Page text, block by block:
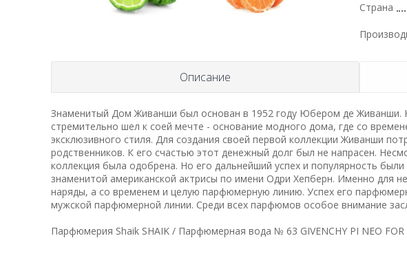
Страна
Описание
Знаменитый Дом Живанши был основан в 1952 году Юбером де Живанши.
стремительно шел к соей мечте - основание модного дома, где со
эксклюзивного стиля. Для создания своей первой коллекции Живанши
родственников. К его счастью этот денежный долг был не напрасен.
коллекция была одобрена. Но его дальнейший успех и популярность
знаменитой американской актрисы по имени Одри Хепберн. Именно для
наряды, а со временем и целую парфюмерную линию. Успех его
мужской парфюмерной линии. Среди всех парфюмов особое внимание
Парфюмерия Shaik SHAIK / Парфюмерная вода № 63 GIVENCHY PI NEO